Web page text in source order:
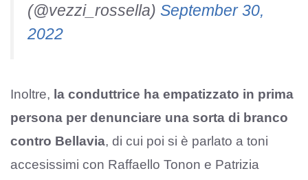
(@vezzi_rossella) September 30,
2022
Inoltre, la conduttrice ha empatizzato in prima
persona per denunciare una sorta di branco
contro Bellavia, di cui poi si è parlato a toni
accesissimi con Raffaello Tonon e Patrizia